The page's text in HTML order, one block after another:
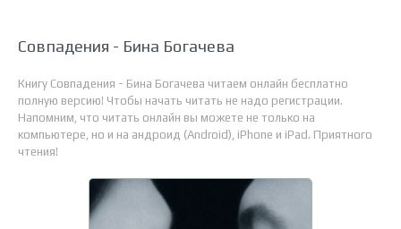
Совпадения - Бина Богачева
Книгу Совпадения - Бина Богачева читаем онлайн бесплатно
полную версию! Чтобы начать читать не надо регистрации.
Напомним, что читать онлайн вы можете не только на
компьютере, но и на андроид (Android), iPhone и iPad. Приятного
чтения!